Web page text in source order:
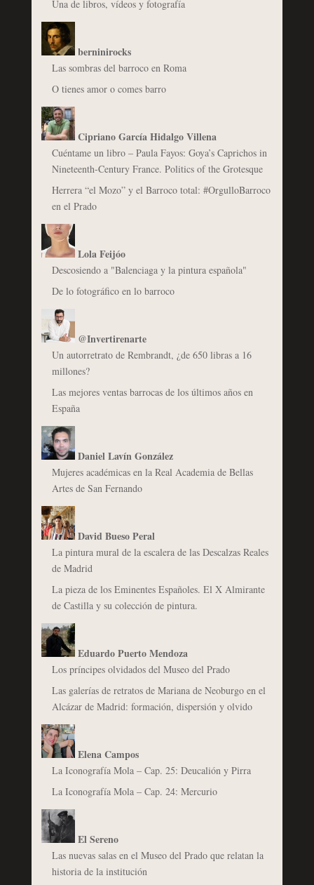
Una de libros, vídeos y fotografía
berninirocks
Las sombras del barroco en Roma
O tienes amor o comes barro
Cipriano García Hidalgo Villena
Cuéntame un libro – Paula Fayos: Goya’s Caprichos in
Nineteenth-Century France. Politics of the Grotesque
Herrera “el Mozo” y el Barroco total: #OrgulloBarroco
en el Prado
Lola Feijóo
Descosiendo a "Balenciaga y la pintura española"
De lo fotográfico en lo barroco
@Invertirenarte
Un autorretrato de Rembrandt, ¿de 650 libras a 16
millones?
Las mejores ventas barrocas de los últimos años en
España
Daniel Lavín González
Mujeres académicas en la Real Academia de Bellas
Artes de San Fernando
David Bueso Peral
La pintura mural de la escalera de las Descalzas Reales
de Madrid
La pieza de los Eminentes Españoles. El X Almirante
de Castilla y su colección de pintura.
Eduardo Puerto Mendoza
Los príncipes olvidados del Museo del Prado
Las galerías de retratos de Mariana de Neoburgo en el
Alcázar de Madrid: formación, dispersión y olvido
Elena Campos
La Iconografía Mola – Cap. 25: Deucalión y Pirra
La Iconografía Mola – Cap. 24: Mercurio
El Sereno
Las nuevas salas en el Museo del Prado que relatan la
historia de la institución